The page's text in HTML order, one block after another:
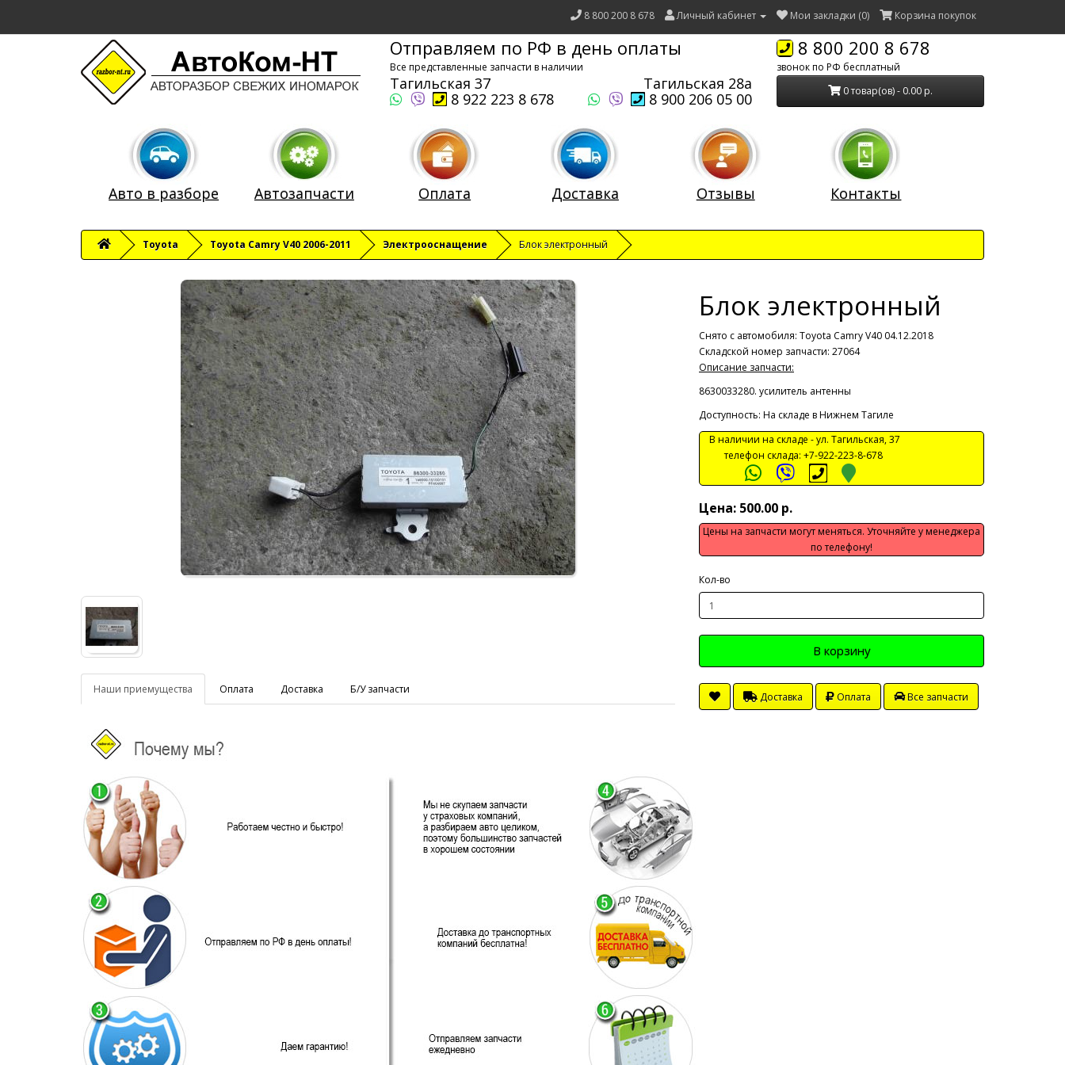
8 800 200 8 678 Личный кабинет Мои закладки (0) Корзина покупок
Отправляем по РФ в день оплаты
Все представленные запчасти в наличии
Тагильская 37
Тагильская 28а
8 922 223 8 678
8 900 206 05 00
8 800 200 8 678
звонок по РФ бесплатный
0 товар(ов) - 0.00 р.
Авто в разборе Автозапчасти Оплата Доставка Отзывы Контакты
Toyota Toyota Camry V40 2006-2011 Электрооснащение Блок электронный
Наши приемущества Оплата Доставка Б/У запчасти
Блок электронный
Снято с автомобиля: Toyota Camry V40 04.12.2018
Складской номер запчасти: 27064
Описание запчасти:
8630033280. усилитель антенны
Доступность: На складе в Нижнем Тагиле
В наличии на складе -ул. Тагильская, 37
телефон склада: +7-922-223-8-678
Цена: 500.00 р.
Цены на запчасти могут меняться. Уточняйте у менеджера
по телефону!
Кол-во
В корзину
Доставка Оплата Все запчасти